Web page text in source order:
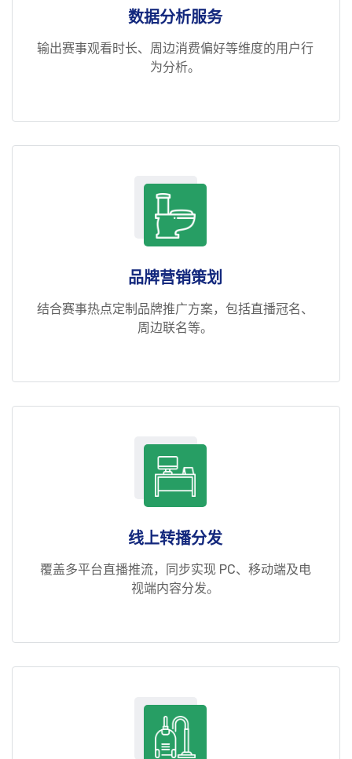
数据分析服务
输出赛事观看时长、周边消费偏好等维度的用户行
为分析。
品牌营销策划
结合赛事热点定制品牌推广方案，包括直播冠名、
周边联名等。
线上转播分发
覆盖多平台直播推流，同步实现 PC、移动端及电
视端内容分发。